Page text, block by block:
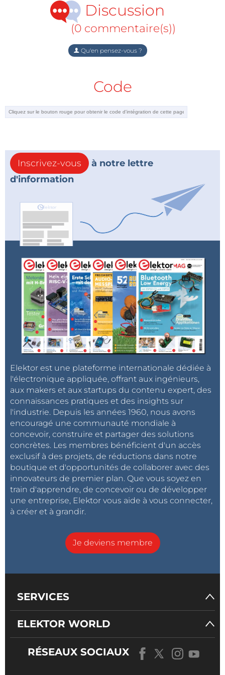
Ressources
Comment télécharger à partir de GitHub,
version complète
Comment faire : publier votre travail sur GitHub
Webinar : mon cheminement sur GitHub
Discussion
(0 commentaire(s))
Qu'en pensez-vous ?
Code
Inscrivez-vous
à notre lettre
d'information
Elektor est une plateforme internationale dédiée à
l'électronique appliquée, offrant aux ingénieurs,
aux makers et aux startups du contenu expert, des
connaissances pratiques et des insights sur
l'industrie. Depuis les années 1960, nous avons
encouragé une communauté mondiale à
concevoir, construire et partager des solutions
concrètes. Les membres bénéficient d'un accès
exclusif à des projets, de réductions dans notre
boutique et d'opportunités de collaborer avec des
innovateurs de premier plan. Que vous soyez en
train d'apprendre, de concevoir ou de développer
une entreprise, Elektor vous aide à vous connecter,
à créer et à grandir.
Je deviens membre
SERVICES
ELEKTOR WORLD
RÉSEAUX SOCIAUX